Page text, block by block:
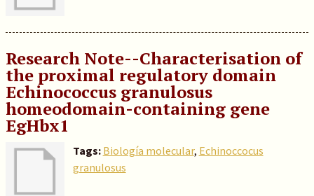
Research Note--Characterisation of
the proximal regulatory domain
Echinococcus granulosus
homeodomain-containing gene
EgHbx1
Tags: Biología molecular, Echinoccocus
granulosus